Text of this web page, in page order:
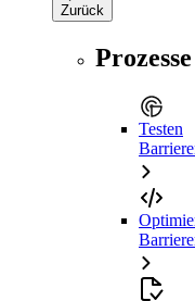
Zurück
Prozesse
Testen